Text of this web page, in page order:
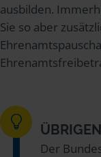
ausbilden.
Sie so aber
Der